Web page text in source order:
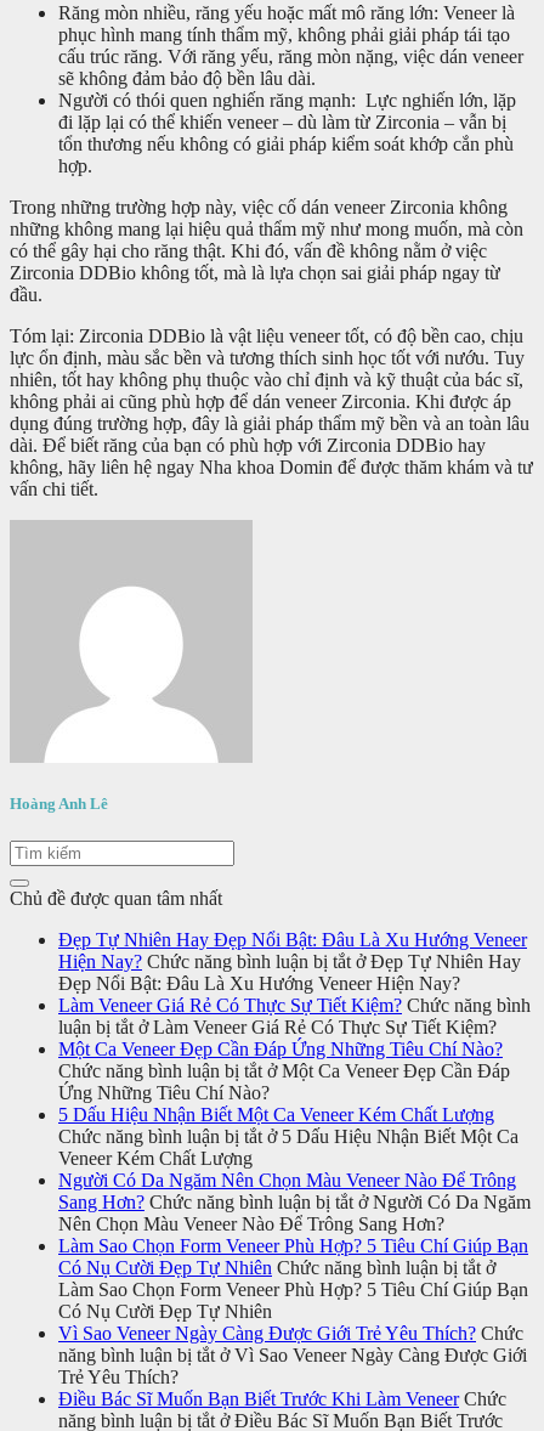
Răng mòn nhiều, răng yếu hoặc mất mô răng lớn: Veneer là
phục hình mang tính thẩm mỹ, không phải giải pháp tái tạo
cấu trúc răng. Với răng yếu, răng mòn nặng, việc dán veneer
sẽ không đảm bảo độ bền lâu dài.
Người có thói quen nghiến răng mạnh: Lực nghiến lớn, lặp
đi lặp lại có thể khiến veneer – dù làm từ Zirconia – vẫn bị
tổn thương nếu không có giải pháp kiểm soát khớp cắn phù
hợp.
Trong những trường hợp này, việc cố dán veneer Zirconia không
những không mang lại hiệu quả thẩm mỹ như mong muốn, mà còn
có thể gây hại cho răng thật. Khi đó, vấn đề không nằm ở việc
Zirconia DDBio không tốt, mà là lựa chọn sai giải pháp ngay từ
đầu.
Tóm lại: Zirconia DDBio là vật liệu veneer tốt, có độ bền cao, chịu
lực ổn định, màu sắc bền và tương thích sinh học tốt với nướu. Tuy
nhiên, tốt hay không phụ thuộc vào chỉ định và kỹ thuật của bác sĩ,
không phải ai cũng phù hợp để dán veneer Zirconia. Khi được áp
dụng đúng trường hợp, đây là giải pháp thẩm mỹ bền và an toàn lâu
dài. Để biết răng của bạn có phù hợp với Zirconia DDBio hay
không, hãy liên hệ ngay Nha khoa Domin để được thăm khám và tư
vấn chi tiết.
Hoàng Anh Lê
Chủ đề được quan tâm nhất
Đẹp Tự Nhiên Hay Đẹp Nổi Bật: Đâu Là Xu Hướng Veneer
Hiện Nay? Chức năng bình luận bị tắt ở Đẹp Tự Nhiên Hay
Đẹp Nổi Bật: Đâu Là Xu Hướng Veneer Hiện Nay?
Làm Veneer Giá Rẻ Có Thực Sự Tiết Kiệm? Chức năng bình
luận bị tắt ở Làm Veneer Giá Rẻ Có Thực Sự Tiết Kiệm?
Một Ca Veneer Đẹp Cần Đáp Ứng Những Tiêu Chí Nào?
Chức năng bình luận bị tắt ở Một Ca Veneer Đẹp Cần Đáp
Ứng Những Tiêu Chí Nào?
5 Dấu Hiệu Nhận Biết Một Ca Veneer Kém Chất Lượng
Chức năng bình luận bị tắt ở 5 Dấu Hiệu Nhận Biết Một Ca
Veneer Kém Chất Lượng
Người Có Da Ngăm Nên Chọn Màu Veneer Nào Để Trông
Sang Hơn? Chức năng bình luận bị tắt ở Người Có Da Ngăm
Nên Chọn Màu Veneer Nào Để Trông Sang Hơn?
Làm Sao Chọn Form Veneer Phù Hợp? 5 Tiêu Chí Giúp Bạn
Có Nụ Cười Đẹp Tự Nhiên Chức năng bình luận bị tắt ở
Làm Sao Chọn Form Veneer Phù Hợp? 5 Tiêu Chí Giúp Bạn
Có Nụ Cười Đẹp Tự Nhiên
Vì Sao Veneer Ngày Càng Được Giới Trẻ Yêu Thích? Chức
năng bình luận bị tắt ở Vì Sao Veneer Ngày Càng Được Giới
Trẻ Yêu Thích?
Điều Bác Sĩ Muốn Bạn Biết Trước Khi Làm Veneer Chức
năng bình luận bị tắt ở Điều Bác Sĩ Muốn Bạn Biết Trước